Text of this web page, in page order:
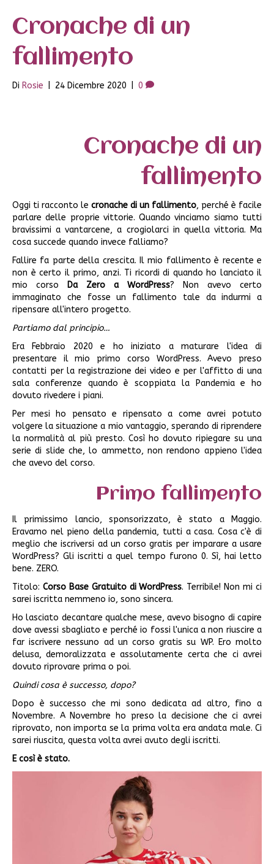
Cronache di un
fallimento
Di Rosie 24 Dicembre 2020 0
Cronache di un
fallimento
Oggi ti racconto le cronache di un fallimento, perché è facile
parlare delle proprie vittorie. Quando vinciamo siamo tutti
bravissimi a vantarcene, a crogiolarci in quella vittoria. Ma
cosa succede quando invece falliamo?
Fallire fa parte della crescita. Il mio fallimento è recente e
non è certo il primo, anzi. Ti ricordi di quando ho lanciato il
mio corso
Da Zero a WordPress? Non avevo certo
immaginato che fosse un fallimento tale da indurmi a
ripensare all'intero progetto.
Partiamo dal principio…
Era Febbraio 2020 e ho iniziato a maturare l'idea di
presentare il mio primo corso WordPress. Avevo preso
contatti per la registrazione dei video e per l'affitto di una
sala conferenze quando è scoppiata la Pandemia e ho
dovuto rivedere i piani.
Per mesi ho pensato e ripensato a come avrei potuto
volgere la situazione a mio vantaggio, sperando di riprendere
la normalità al più presto. Così ho dovuto ripiegare su una
serie di slide che, lo ammetto, non rendono appieno l'idea
che avevo del corso.
Primo fallimento
Il primissimo lancio, sponsorizzato, è stato a Maggio.
Eravamo nel pieno della pandemia, tutti a casa. Cosa c'è di
meglio che iscriversi ad un corso gratis per imparare a usare
WordPress? Gli iscritti a quel tempo furono 0. Sì, hai letto
bene. ZERO.
Titolo: Corso Base Gratuito di WordPress. Terribile! Non mi ci
sarei iscritta nemmeno io, sono sincera.
Ho lasciato decantare qualche mese, avevo bisogno di capire
dove avessi sbagliato e perché io fossi l'unica a non riuscire a
far iscrivere nessuno ad un corso gratis su WP. Ero molto
delusa, demoralizzata e assolutamente certa che ci avrei
dovuto riprovare prima o poi.
Quindi cosa è successo, dopo?
Dopo è successo che mi sono dedicata ad altro, fino a
Novembre. A Novembre ho preso la decisione che ci avrei
riprovato, non importa se la prima volta era andata male. Ci
sarei riuscita, questa volta avrei avuto degli iscritti.
E così è stato.